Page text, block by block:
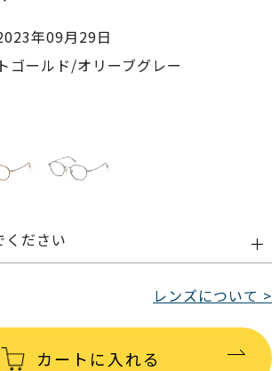
年09月29日
ゴールド/オリーブグレー
ください
レンズについて >
カートに入れる